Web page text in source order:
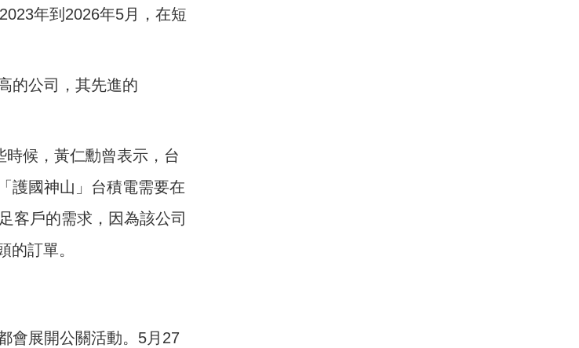
年到2026年5月，在短
的公司，其先進的
候，黃仁勳曾表示，台
護國神山」台積電需要在
客戶的需求，因為該公司
的訂單。
會展開公關活動。5月27